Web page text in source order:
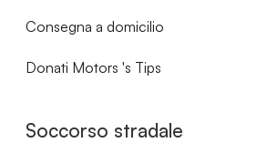
Consegna a domicilio
Donati Motors 's Tips
Soccorso stradale